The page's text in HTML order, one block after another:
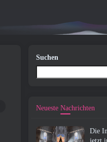
Suchen
Neueste Nachrichten
Die